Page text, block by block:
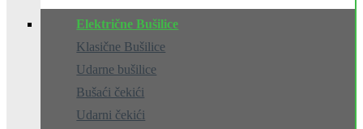
Električne Bušilice
Klasične Bušilice
Udarne bušilice
Bušaći čekići
Udarni čekići